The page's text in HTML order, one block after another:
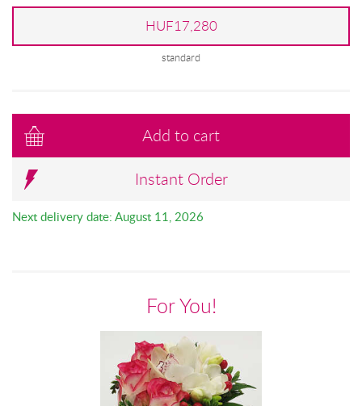
HUF17,280
standard
Add to cart
Instant Order
Next delivery date: August 11, 2026
For You!